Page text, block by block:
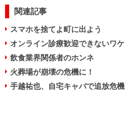
関連記事
スマホを捨てよ町に出よう
オンライン診療歓迎できないワケ
飲食業界関係者のホンネ
火葬場が崩壊の危機に！
手越祐也、自宅キャバで追放危機